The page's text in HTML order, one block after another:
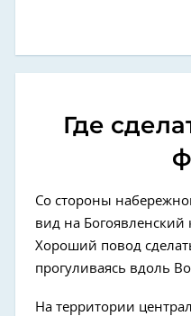
Где
Со стороны
вид на
Хороший повод
прогуливаясь вдоль
На территории